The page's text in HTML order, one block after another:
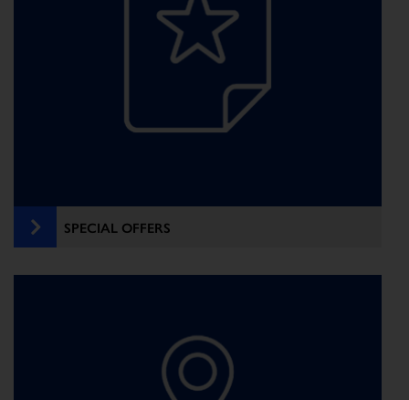
SPECIAL OFFERS